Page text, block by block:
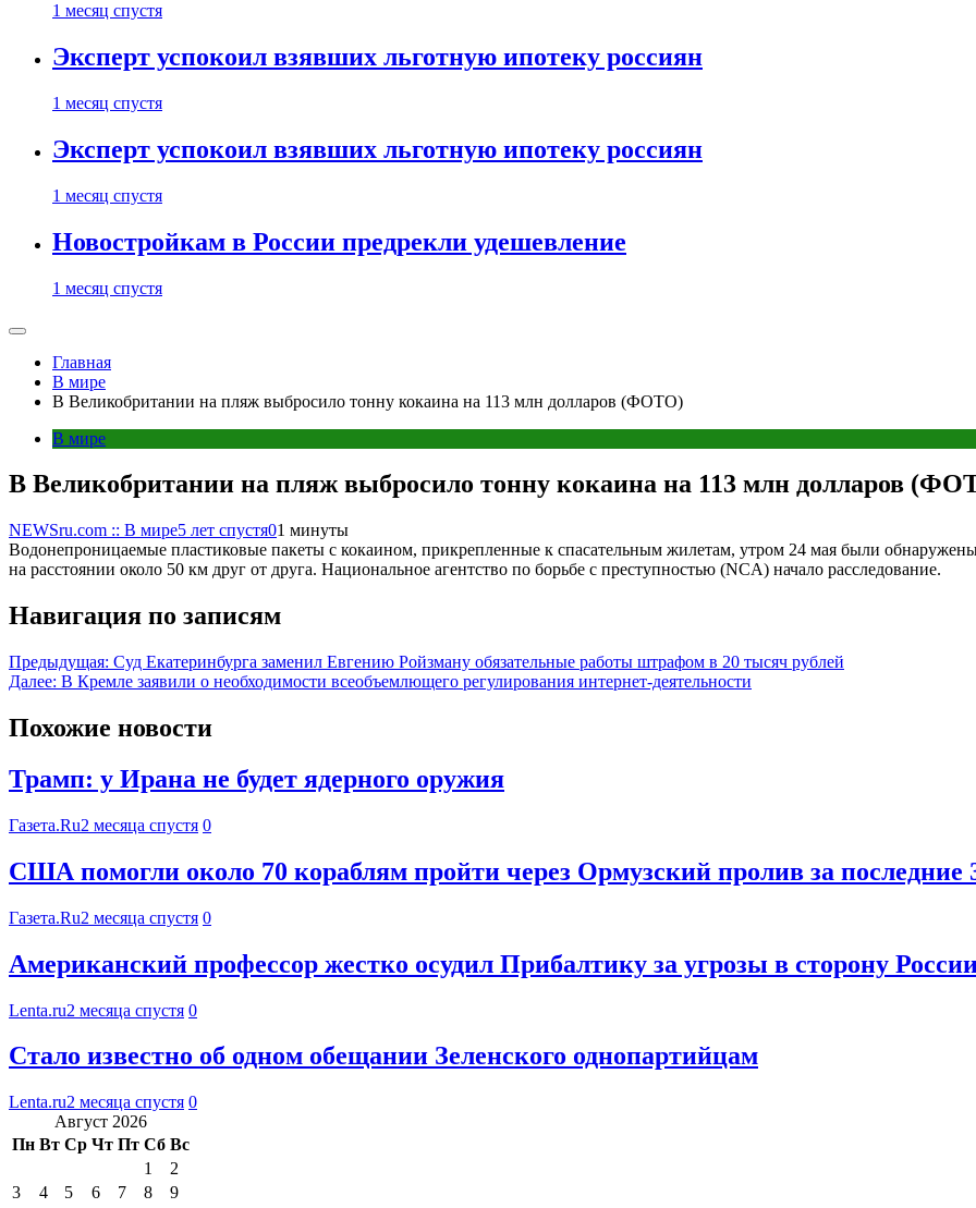
1 месяц спустя
Эксперт успокоил взявших льготную ипотеку россиян
1 месяц спустя
Эксперт успокоил взявших льготную ипотеку россиян
1 месяц спустя
Новостройкам в России предрекли удешевление
1 месяц спустя
Главная
В мире
В Великобритании на пляж выбросило тонну кокаина на 113 млн долларов (ФОТО)
В мире
В Великобритании на пляж выбросило тонну кокаина на 113 млн долларов
NEWSru.com :: В мире5 лет спустя01 минуты
Водонепроницаемые пластиковые пакеты с кокаином, прикрепленные к спасательным жилетам, утром 24 мая были
на расстоянии около 50 км друг от друга. Национальное агентство по борьбе с преступностью (NCA) начало расследование.
Навигация по записям
Предыдущая: Суд Екатеринбурга заменил Евгению Ройзману обязательные работы штрафом в 20 тысяч рублей
Далее: В Кремле заявили о необходимости всеобъемлющего регулирования интернет-деятельности
Похожие новости
Трамп: у Ирана не будет ядерного оружия
Газета.Ru2 месяца спустя 0
США помогли около 70 кораблям пройти через Ормузский пролив за последние
Газета.Ru2 месяца спустя 0
Американский профессор жестко осудил Прибалтику за угрозы в сторону
Lenta.ru2 месяца спустя 0
Стало известно об одном обещании Зеленского однопартийцам
Lenta.ru2 месяца спустя 0
Август 2026
Пн Вт Ср Чт Пт Сб Вс
1
2
3
4 5 6 7 8
9